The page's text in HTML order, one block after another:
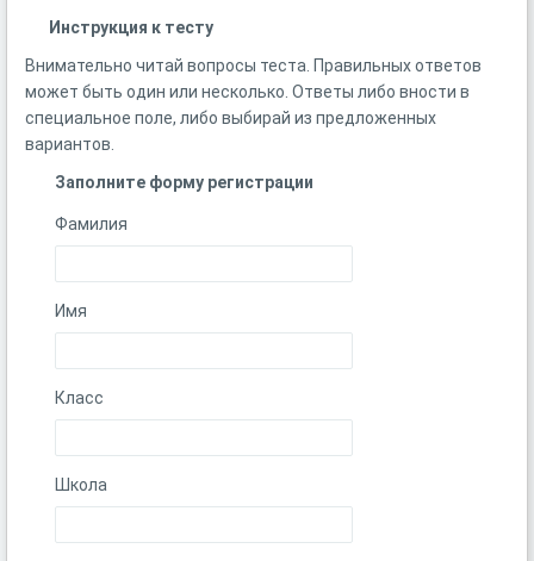
Инструкция к тесту
Внимательно читай вопросы теста. Правильных ответов
может быть один или несколько. Ответы либо вности в
специальное поле, либо выбирай из предложенных
вариантов.
Заполните форму регистрации
Фамилия
Имя
Класс
Школа